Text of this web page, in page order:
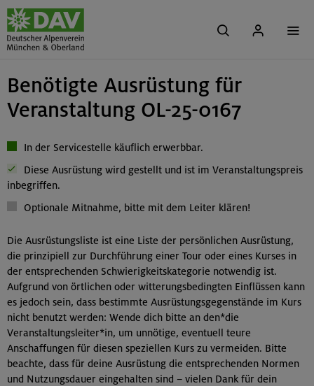
Benötigte Ausrüstung für
Veranstaltung OL-25-0167
In der Servicestelle käuflich erwerbbar.
Diese Ausrüstung wird gestellt und ist im Veranstaltungspreis
inbegriffen.
Optionale Mitnahme, bitte mit dem Leiter klären!
Die Ausrüstungsliste ist eine Liste der persönlichen Ausrüstung,
die prinzipiell zur Durchführung einer Tour oder eines Kurses in
der entsprechenden Schwierigkeitskategorie notwendig ist.
Aufgrund von örtlichen oder witterungsbedingten Einflüssen kann
es jedoch sein, dass bestimmte Ausrüstungsgegenstände im Kurs
nicht benutzt werden: Wende dich bitte an den*die
Veranstaltungsleiter*in, um unnötige, eventuell teure
Anschaffungen für diesen speziellen Kurs zu vermeiden. Bitte
beachte, dass für deine Ausrüstung die entsprechenden Normen
und Nutzungsdauer eingehalten sind – vielen Dank für dein